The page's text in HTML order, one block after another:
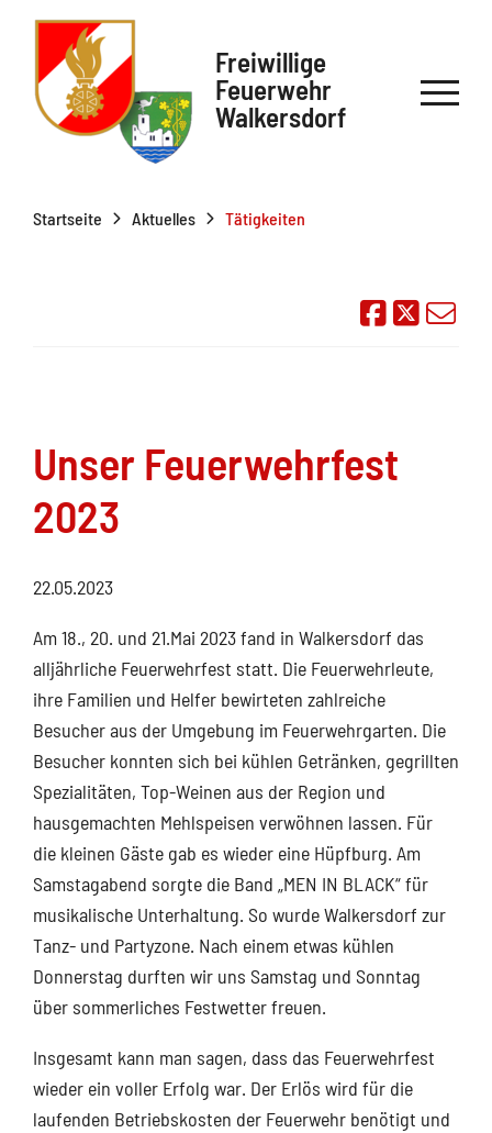
Freiwillige
Feuerwehr
Walkersdorf
Startseite Aktuelles Tätigkeiten
Auf
Unser Feuerwehrfest
2023
22.05.2023
Am 18., 20. und 21.Mai 2023 fand in Walkersdorf das
alljährliche Feuerwehrfest statt. Die Feuerwehrleute,
ihre Familien und Helfer bewirteten zahlreiche
Besucher aus der Umgebung im Feuerwehrgarten. Die
Besucher konnten sich bei kühlen Getränken, gegrillten
Spezialitäten, Top-Weinen aus der Region und
hausgemachten Mehlspeisen verwöhnen lassen. Für
die kleinen Gäste gab es wieder eine Hüpfburg. Am
Samstagabend sorgte die Band „MEN IN BLACK“ für
musikalische Unterhaltung. So wurde Walkersdorf zur
Tanz- und Partyzone. Nach einem etwas kühlen
Donnerstag durften wir uns Samstag und Sonntag
über sommerliches Festwetter freuen.
Insgesamt kann man sagen, dass das Feuerwehrfest
wieder ein voller Erfolg war. Der Erlös wird für die
laufenden Betriebskosten der Feuerwehr benötigt und